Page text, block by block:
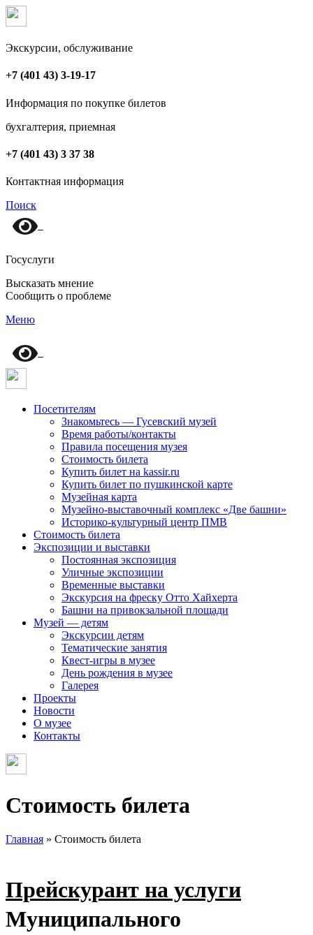
Экскурсии, обслуживание
+7 (401 43) 3-19-17
Информация по покупке билетов
бухгалтерия, приемная
+7 (401 43) 3 37 38
Контактная информация
Поиск
Госуслуги
Высказать мнение
Сообщить о проблеме
Меню
Посетителям
Знакомьтесь — Гусевский музей
Время работы/контакты
Правила посещения музея
Стоимость билета
Купить билет на kassir.ru
Купить билет по пушкинской карте
Музейная карта
Музейно-выставочный комплекс «Две башни»
Историко-культурный центр ПМВ
Стоимость билета
Экспозиции и выставки
Постоянная экспозиция
Уличные экспозиции
Временные выставки
Экскурсия на фреску Отто Хайхерта
Башни на привокзальной площади
Музей — детям
Экскурсии детям
Тематические занятия
Квест-игры в музее
День рождения в музее
Галерея
Проекты
Новости
О музее
Контакты
Стоимость билета
Главная » Стоимость билета
Прейскурант на услуги
Муниципального